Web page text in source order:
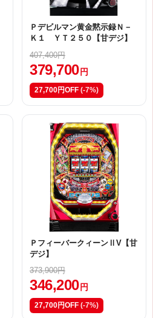
Ｐデビルマン黄金黙示録Ｎ－
Ｋ１ ＹＴ２５０【甘デジ】
407,400円
379,700 円
27,700円OFF (-7%)
ＰフィーバークィーンⅡV【甘
デジ】
373,900円
346,200 円
27,700円OFF (-7%)